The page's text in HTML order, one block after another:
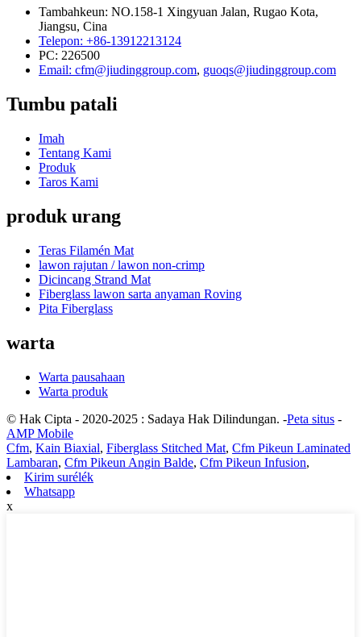
Tambahkeun: NO.158-1 Xingyuan Jalan, Rugao Kota,
Jiangsu, Cina
Telepon: +86-13912213124
PC: 226500
Email: cfm@jiudinggroup.com, guoqs@jiudinggroup.com
Tumbu patali
Imah
Tentang Kami
Produk
Taros Kami
produk urang
Teras Filamén Mat
lawon rajutan / lawon non-crimp
Dicincang Strand Mat
Fiberglass lawon sarta anyaman Roving
Pita Fiberglass
warta
Warta pausahaan
Warta produk
© Hak Cipta - 2020-2025 : Sadaya Hak Dilindungan. -Peta situs -
AMP Mobile
Cfm, Kain Biaxial, Fiberglass Stitched Mat, Cfm Pikeun Laminated
Lambaran, Cfm Pikeun Angin Balde, Cfm Pikeun Infusion,
Kirim surélék
Whatsapp
x